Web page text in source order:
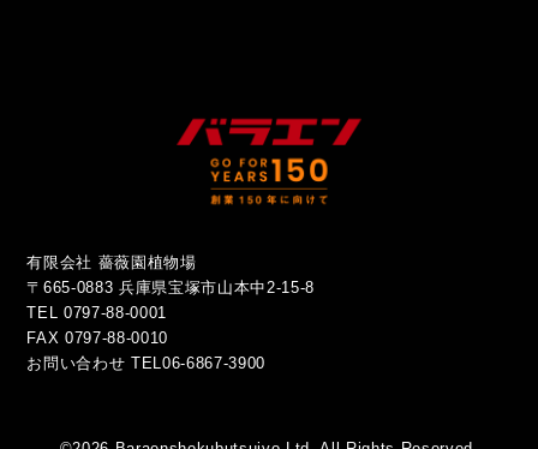
有限会社 薔薇園植物場
〒665-0883 兵庫県宝塚市山本中2-15-8
TEL 0797-88-0001
FAX 0797-88-0010
お問い合わせTEL06-6867-3900